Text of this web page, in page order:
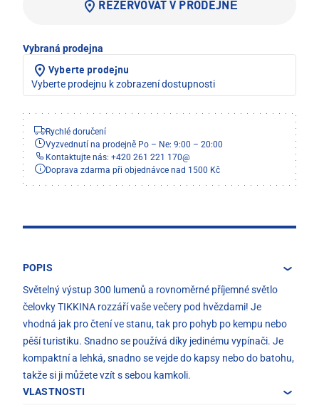
REZERVOVAT V PRODEJNĚ
Vybraná prodejna
Vyberte prodejnu
Vyberte prodejnu k zobrazení dostupnosti
Rychlé doručení
Vyzvednutí na prodejně Po – Ne: 9:00 – 20:00
Kontaktujte nás: +420 261 221 170@
Doprava zdarma při objednávce nad 1500 Kč
POPIS
Světelný výstup 300 lumenů a rovnoměrné příjemné světlo
čelovky TIKKINA rozzáří vaše večery pod hvězdami! Je
vhodná jak pro čtení ve stanu, tak pro pohyb po kempu nebo
pěší turistiku. Snadno se používá díky jedinému vypínači. Je
kompaktní a lehká, snadno se vejde do kapsy nebo do batohu,
takže si ji můžete vzít s sebou kamkoli.
VLASTNOSTI